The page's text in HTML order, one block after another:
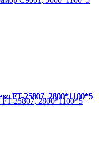
FT-25807, 2800*1100*5